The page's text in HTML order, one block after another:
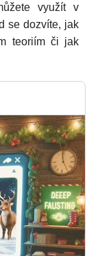
využít v
se dozvíte, jak
teoriím či jak